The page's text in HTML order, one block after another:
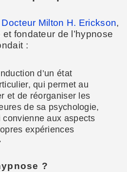
Docteur Milton H. Erickson,
fondateur de l’hypnose
:
d’un état
qui permet au
et de réorganiser les
de sa psychologie,
convienne aux aspects
expériences
?